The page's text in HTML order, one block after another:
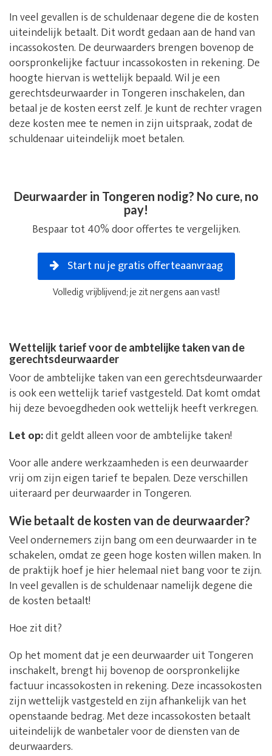
In veel gevallen is de schuldenaar degene die de kosten
uiteindelijk betaalt. Dit wordt gedaan aan de hand van
incassokosten. De deurwaarders brengen bovenop de
oorspronkelijke factuur incassokosten in rekening. De
hoogte hiervan is wettelijk bepaald. Wil je een
gerechtsdeurwaarder in Tongeren inschakelen, dan
betaal je de kosten eerst zelf. Je kunt de rechter vragen
deze kosten mee te nemen in zijn uitspraak, zodat de
schuldenaar uiteindelijk moet betalen.
Deurwaarder in Tongeren nodig? No cure, no
pay!
Bespaar tot 40% door offertes te vergelijken.
Start nu je gratis offerteaanvraag
Volledig vrijblijvend; je zit nergens aan vast!
Wettelijk tarief voor de ambtelijke taken van de
gerechtsdeurwaarder
Voor de ambtelijke taken van een gerechtsdeurwaarder
is ook een wettelijk tarief vastgesteld. Dat komt omdat
hij deze bevoegdheden ook wettelijk heeft verkregen.
Let op:dit geldt alleen voor de ambtelijke taken!
Voor alle andere werkzaamheden is een deurwaarder
vrij om zijn eigen tarief te bepalen. Deze verschillen
uiteraard per deurwaarder in Tongeren.
Wie betaalt de kosten van de deurwaarder?
Veel ondernemers zijn bang om een deurwaarder in te
schakelen, omdat ze geen hoge kosten willen maken. In
de praktijk hoef je hier helemaal niet bang voor te zijn.
In veel gevallen is de schuldenaar namelijk degene die
de kosten betaalt!
Hoe zit dit?
Op het moment dat je een deurwaarder uit Tongeren
inschakelt, brengt hij bovenop de oorspronkelijke
factuur incassokosten in rekening. Deze incassokosten
zijn wettelijk vastgesteld en zijn afhankelijk van het
openstaande bedrag. Met deze incassokosten betaalt
uiteindelijk de wanbetaler voor de diensten van de
deurwaarders.